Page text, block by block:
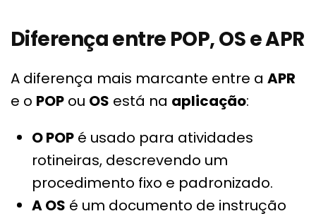
Diferença entre POP, OS e APR
A diferença mais marcante entre a APR
e o POP ou OS está na aplicação:
O POP é usado para atividades
rotineiras, descrevendo um
procedimento fixo e padronizado.
A OS é um documento de instrução